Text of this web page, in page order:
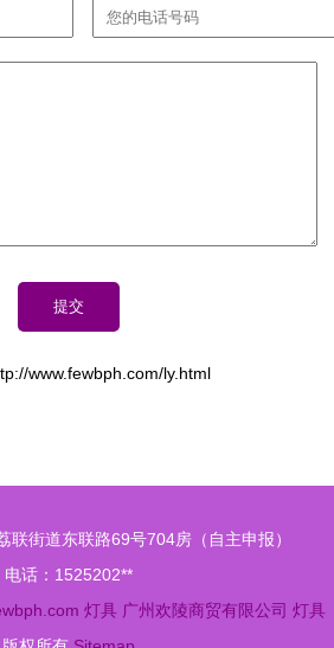
www.fewbph.com/ly.html
联街道东联路69号704房（自主申报）
电话：1525202**
灯具 广州欢陵商贸有限公司 灯具